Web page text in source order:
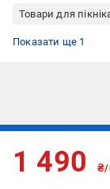
Товари для
Гель від тарганів
Показати ще 1
1 490 ₴/
Підписуйтесь,